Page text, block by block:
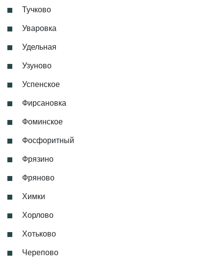
Тучково
Уваровка
Удельная
Узуново
Успенское
Фирсановка
Фоминское
Фосфоритный
Фрязино
Фряново
Химки
Хорлово
Хотьково
Черепово